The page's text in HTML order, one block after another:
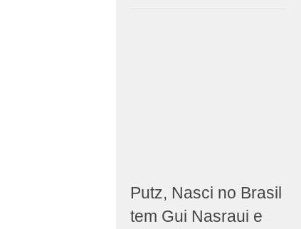
Putz, Nasci no Brasil
tem Gui Nasraui e